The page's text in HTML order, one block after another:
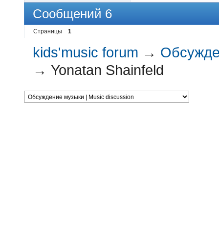
Сообщений 6
Страницы 1
kids'music forum →
→ Yonatan Shainfeld